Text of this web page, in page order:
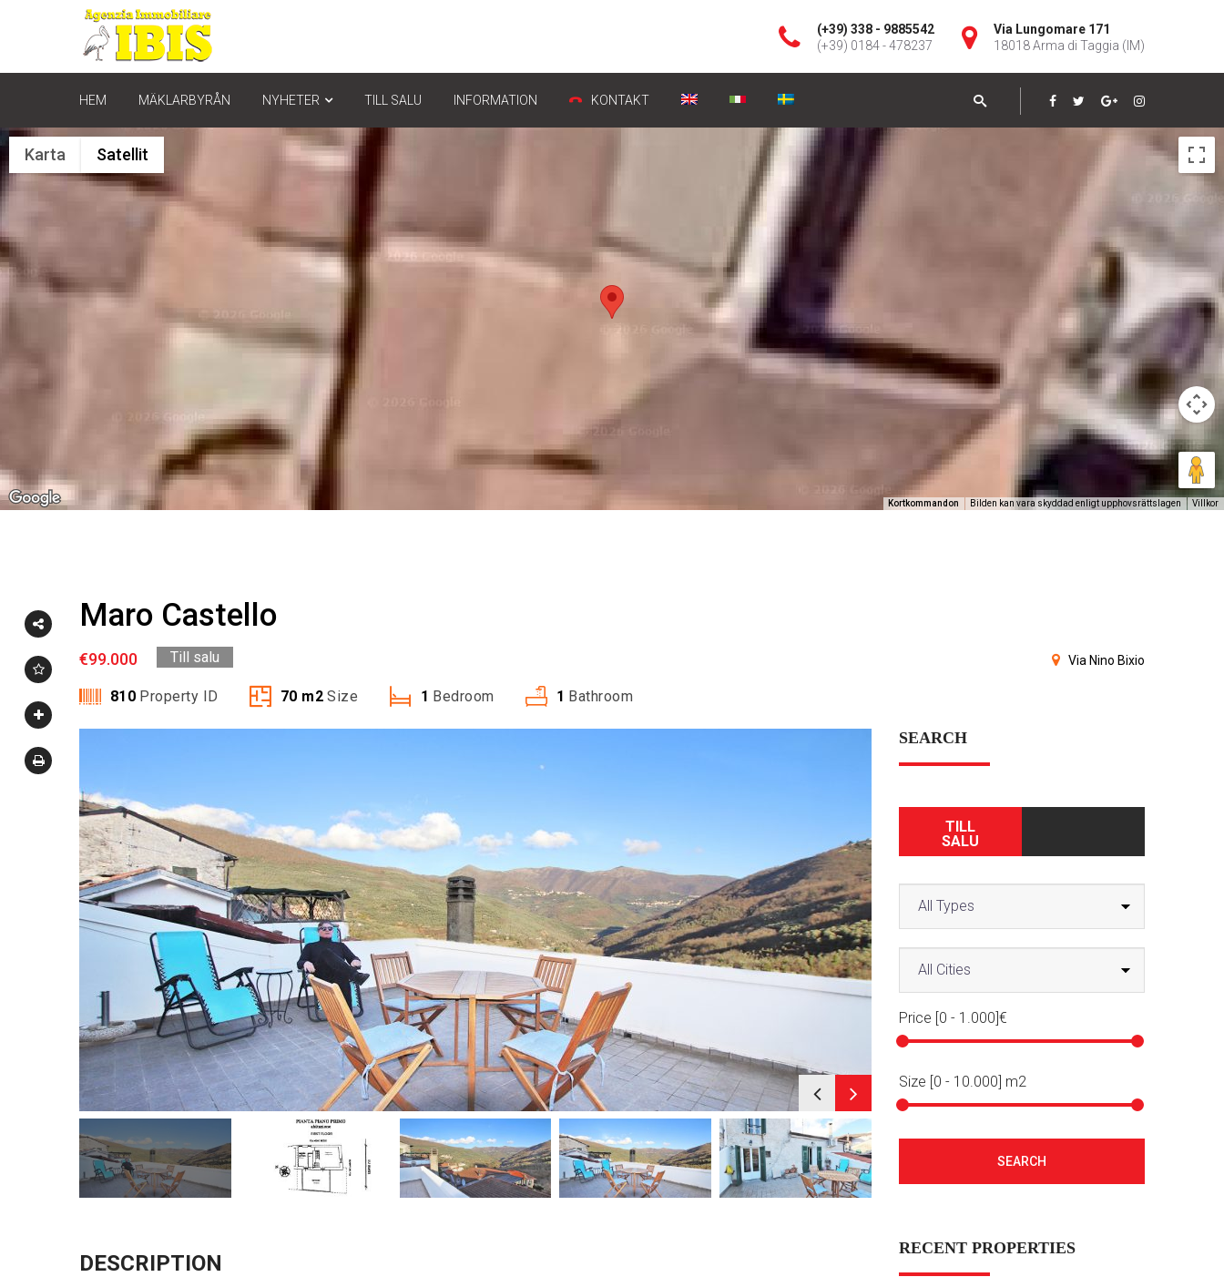
(+39) 338 - 9885542
(+39) 0184 - 478237
Via Lungomare 171
18018 Arma di Taggia (IM)
HEM MÄKLARBYRÅN NYHETER TILL SALU INFORMATION KONTAKT
Karta Satellit
Kortkommandon Bilden kan vara skyddad enligt upphovsrättslagen Villkor
Maro Castello
€99.000 Till salu Via Nino Bixio
810 Property ID 70 m2 Size 1 Bedroom 1 Bathroom
DESCRIPTION
SEARCH
TILL
SALU
Price [0 - 1.000]€
Size [0 - 10.000] m2
SEARCH
RECENT PROPERTIES